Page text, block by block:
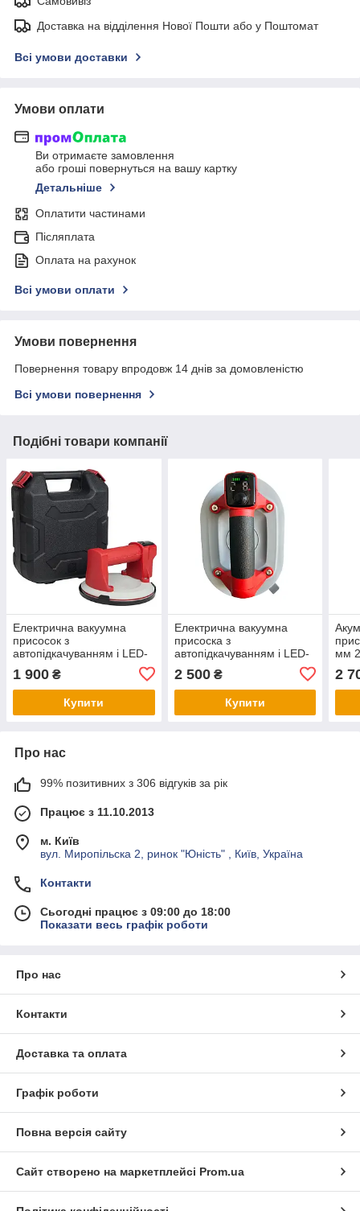
Доставка на відділення Нової Пошти або у Поштомат
Всі умови доставки
Умови оплати
Ви отримаєте замовлення
або гроші повернуться на вашу картку
Детальніше
Оплатити частинами
Післяплата
Оплата на рахунок
Всі умови оплати
Умови повернення
Повернення товару впродовж 14 днів за домовленістю
Всі умови повернення
Подібні товари компанії
Електрична вакуумна
присосок з
автопідкачуванням і LED-
NOVQO P618 mini D150
(P618M)
1 900 ₴
Купити
Електрична вакуумна
присоска з
автопідкачуванням і LED-
овальна платформа
247×167 мм
2 500₴
Купити
мм
2
Про нас
99% позитивних з 306 відгуків за рік
Працює з 11.10.2013
м. Київ
вул. Миропільска 2, ринок "Юність" , Київ, Україна
Контакти
Сьогодні працює з 09:00 до 18:00
Показати весь графік роботи
Про нас
Контакти
Доставка та оплата
Графік роботи
Повна версія сайту
Сайт створено на маркетплейсі Prom.ua